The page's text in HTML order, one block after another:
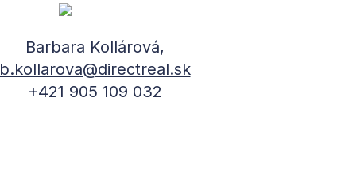
Barbara Kollárová,
b.kollarova@directreal.sk
+421 905 109 032